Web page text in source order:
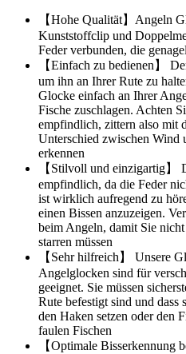
【Hohe Qualität】Angeln
Kunststoffclip und
Feder verbunden, die
【Einfach zu bedienen】
um ihn an Ihrer Rute zu
Glocke einfach an Ihrer
Fische zuschlagen. Achten
empfindlich, zittern also mit
Unterschied zwischen Wind
erkennen
【Stilvoll und einzigartig】
empfindlich, da die Feder
ist wirklich aufregend zu
einen Bissen anzuzeigen.
beim Angeln, damit Sie
starren müssen
【Sehr hilfreich】 Unsere
Angelglocken sind für
geeignet. Sie müssen
Rute befestigt sind und
den Haken setzen oder den
faulen Fischen
【Optimale Bisserkennung